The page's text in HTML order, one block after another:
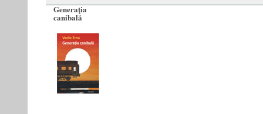
Generaţia
canibală